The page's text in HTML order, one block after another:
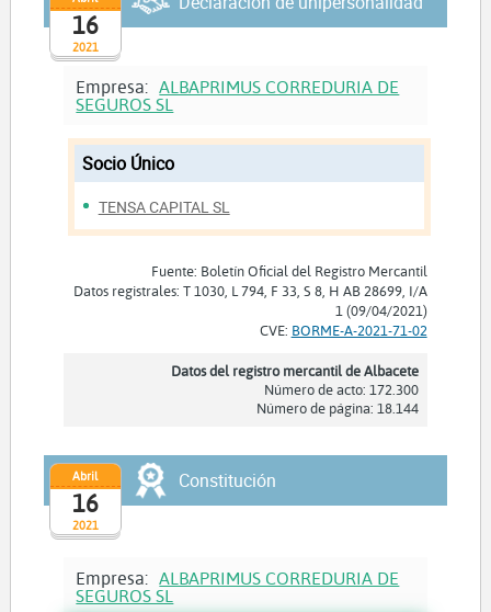
2021
16
Empresa: ALBAPRIMUS CORREDURIA DE
SEGUROS SL
Socio Único
TENSA CAPITAL SL
Fuente: Boletín Oficial del Registro Mercantil
Datos registrales: T 1030, L 794, F 33, S 8, H AB 28699, I/A
1 (09/04/2021)
CVE: BORME-A-2021-71-02
Datos del registro mercantil de Albacete
Número de acto: 172.300
Número de página: 18.144
2021
Abril
16
Constitución
Empresa: ALBAPRIMUS CORREDURIA DE
SEGUROS SL